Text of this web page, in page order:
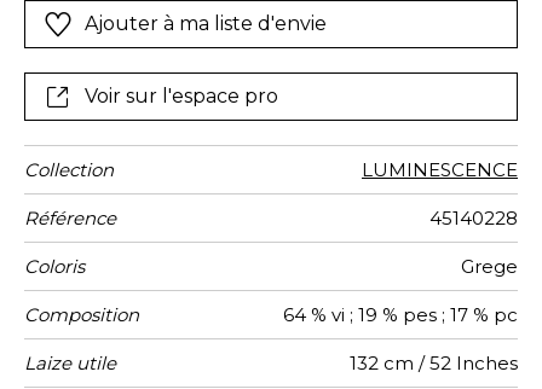
motifs sont obtenus par la présence d’un fil thermo
rétractable et d’un jeu d’armure qui confère à l’étoffe
alors, capturant d’infinies nuances dans le drapé
fluide du tissu. Luminescence est proposée en six
coloris : naturel, beige, vanille, olive, céladon et
acajou.
Ajouter à ma liste d'envie
Voir sur l'espace pro
Collection LUMINESCENCE
Référence 45140228
Coloris Grege
Composition 64 % vi ; 19 % pes ; 17 % pc
Laize utile 132 cm / 52 Inches